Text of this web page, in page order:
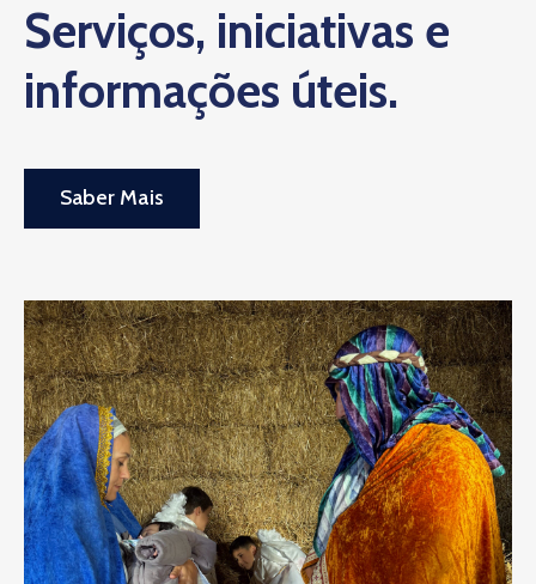
Serviços, iniciativas e
informações úteis.
Saber Mais